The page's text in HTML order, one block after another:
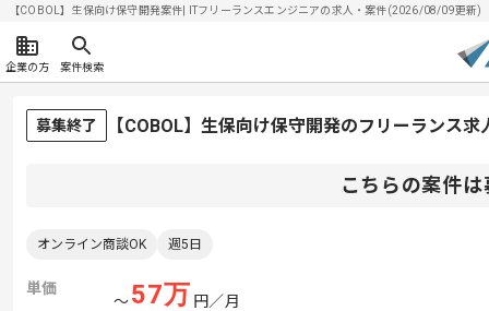
【COBOL】生保向け保守開発案件| ITフリーランスエンジニアの求人・案件(2026/08/09更新)
企業の方 案件検索
募集終了 【COBOL】生保向け保守開発のフリーランス求
こちらの案件
オンライン商談OK 週5日
単価
〜57万 円／月